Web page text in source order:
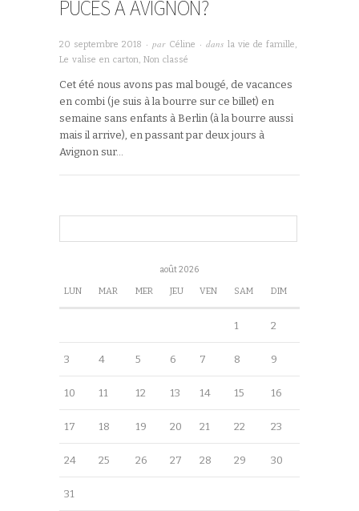
PUCES À AVIGNON?
20 septembre 2018 · par Céline · dans la vie de famille,
Le valise en carton, Non classé
Cet été nous avons pas mal bougé, de vacances
en combi (je suis à la bourre sur ce billet) en
semaine sans enfants à Berlin (à la bourre aussi
mais il arrive), en passant par deux jours à
Avignon sur…
août 2026
LUN MAR MER JEU VEN SAM DIM
1 2
3 4 5 6 7 8 9
10 11 12 13 14 15 16
17 18 19 20 21 22 23
24 25 26 27 28 29 30
31